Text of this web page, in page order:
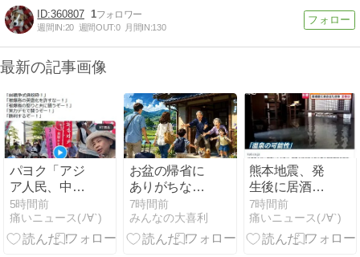
360807 1
週間IN:20 週間OUT:0 月間IN:130
最新の記事画像
パヨク「アジ
ア人民、中国
人民と連帯し
て戦おー！悪
政高市を打倒
5時間前
痛いニュース(ﾉ∀`)
お盆の帰省に
ありがちなこ
とはなんです
か？
7時間前
みんなの大喜利
熊本地震、発
生後に居酒屋
店内から温泉
が吹き出す
7時間前
痛いニュース(ﾉ∀`)